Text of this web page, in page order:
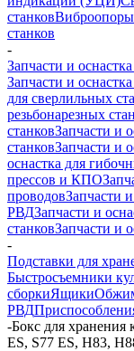
станковВиброопоры
станков
-
Запчасти и
Запчасти и
для сверлильных
резьбонарезных
станковЗапчасти и
станковЗапчасти и
оснастка для
прессов и КПО
проводовЗапчасти
РВДЗапчасти и
станковЗапчасти и
-
Подставки для
Быстросъемники
сборкиЯщики
РВД
-Бокс для хранения
ES, S77 ES, H83,